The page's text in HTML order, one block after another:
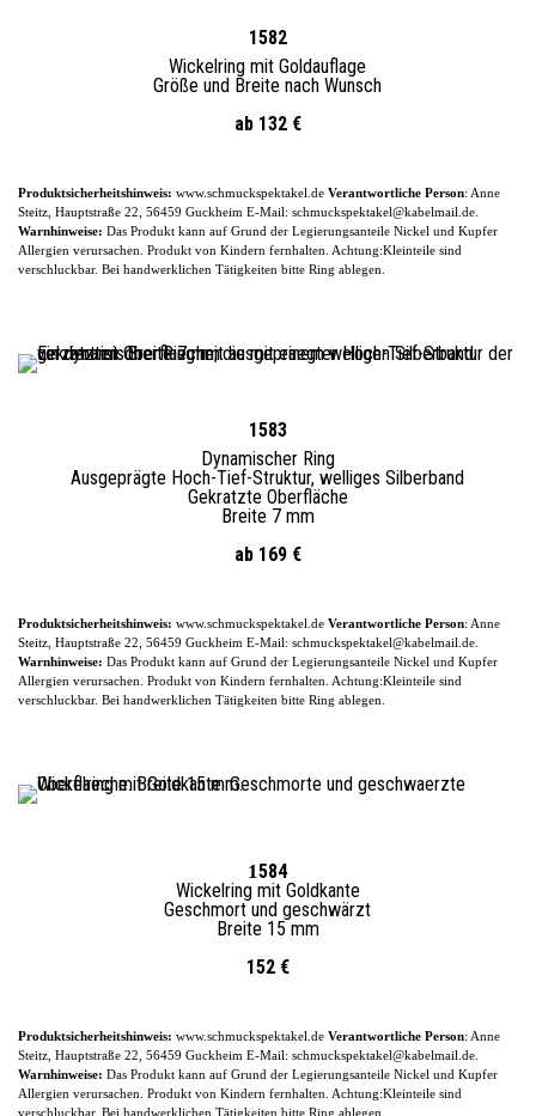
1582
Wickelring mit Goldauflage
Größe und Breite nach Wunsch
ab 132 €
Produktsicherheitshinweis: www.schmuckspektakel.de Verantwortliche Person: Anne
Steitz, Hauptstraße 22, 56459 Guckheim E-Mail: schmuckspektakel@kabelmail.de.
Warnhinweise: Das Produkt kann auf Grund der Legierungsanteile Nickel und Kupfer
Allergien verursachen. Produkt von Kindern fernhalten. Achtung:Kleinteile sind
verschluckbar. Bei handwerklichen Tätigkeiten bitte Ring ablegen.
1583
Dynamischer Ring
Ausgeprägte Hoch-Tief-Struktur, welliges Silberband
Gekratzte Oberfläche
Breite 7 mm
ab 169 €
Produktsicherheitshinweis: www.schmuckspektakel.de Verantwortliche Person: Anne
Steitz, Hauptstraße 22, 56459 Guckheim E-Mail: schmuckspektakel@kabelmail.de.
Warnhinweise: Das Produkt kann auf Grund der Legierungsanteile Nickel und Kupfer
Allergien verursachen. Produkt von Kindern fernhalten. Achtung:Kleinteile sind
verschluckbar. Bei handwerklichen Tätigkeiten bitte Ring ablegen.
1584
Wickelring mit Goldkante
Geschmort und geschwärzt
Breite 15 mm
152 €
Produktsicherheitshinweis: www.schmuckspektakel.de Verantwortliche Person: Anne
Steitz, Hauptstraße 22, 56459 Guckheim E-Mail: schmuckspektakel@kabelmail.de.
Warnhinweise: Das Produkt kann auf Grund der Legierungsanteile Nickel und Kupfer
Allergien verursachen. Produkt von Kindern fernhalten. Achtung:Kleinteile sind
verschluckbar. Bei handwerklichen Tätigkeiten bitte Ring ablegen.